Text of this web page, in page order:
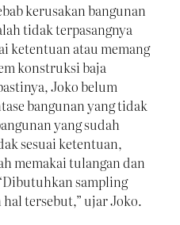
kerusakan bangunan
tidak terpasangnya
ketentuan atau memang
konstruksi baja
Joko belum
bangunan yang tidak
yang sudah
sesuai ketentuan,
memakai tulangan dan
sampling
tersebut,” ujar Joko.